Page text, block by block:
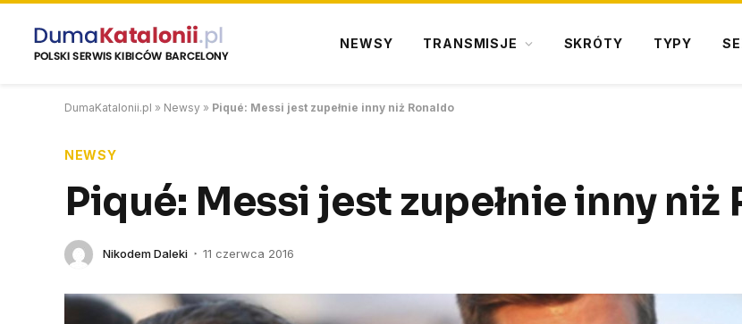
NEWSY TRANSMISJE SKRÓTY TYPY
DumaKatalonii.pl » Newsy » Piqué: Messi jest zupełnie inny niż Ronaldo
NEWSY
Piqué: Messi jest zupełnie inny niż
Nikodem Daleki 11 czerwca 2016